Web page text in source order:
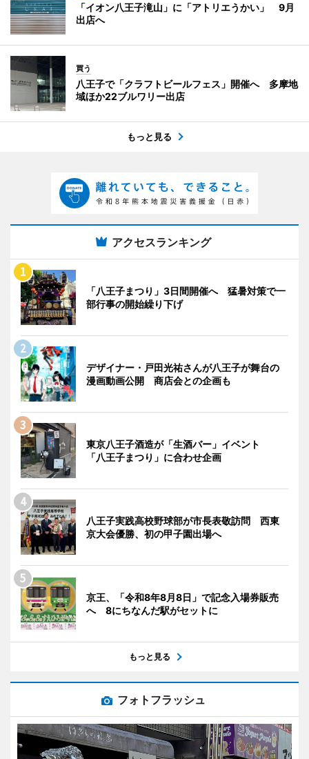
「イオン八王子滝山」に「アトリエうかい」 9月
出店へ
買う
八王子で「クラフトビールフェス」開催へ 多摩地
域ほか22ブルワリー出店
もっと見る
アクセスランキング
「八王子まつり」3日間開催へ 猛暑対策で一
部行事の開始繰り下げ
デザイナー・戸田光祐さんが八王子が舞台の
漫画動画公開 商店会との企画も
東京八王子酒造が「生酒バー」イベント
「八王子まつり」に合わせ企画
八王子実践高校野球部が市長表敬訪問 西東
京大会優勝、初の甲子園出場へ
京王、「令和8年8月8日」で記念入場券販売
へ 8にちなんだ駅がセットに
もっと見る
フォトフラッシュ